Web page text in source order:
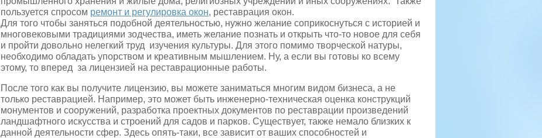
пользуется спросом ремонт и регулировка окон, реставрация окон.
Для того чтобы заняться подобной деятельностью, нужно желание соприкоснуться с историей и
многовековыми традициями зодчества, иметь желание познать и открыть что-то новое для себя
и пройти довольно нелегкий труд изучения культуры. Для этого помимо творческой натуры,
необходимо обладать упорством и креативным мышлением. Ну, а если вы готовы ко всему
этому, то вперед за лицензией на реставрационные работы.
После того как вы получите лицензию, вы можете заниматься многим видом бизнеса, а не
только реставрацией. Например, это может быть инженерно-техническая оценка конструкций
монументов и сооружений, разработка проектных документов по реставрации произведений
ландшафтного искусства и строений для садов и парков. Существует, также немало близких к
данной деятельности сфер. Здесь опять-таки, все зависит от ваших способностей и